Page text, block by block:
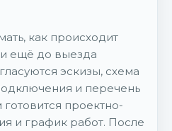
как происходит
ещё до выезда
эскизы, схема
и перечень
проектно-
и график работ. После